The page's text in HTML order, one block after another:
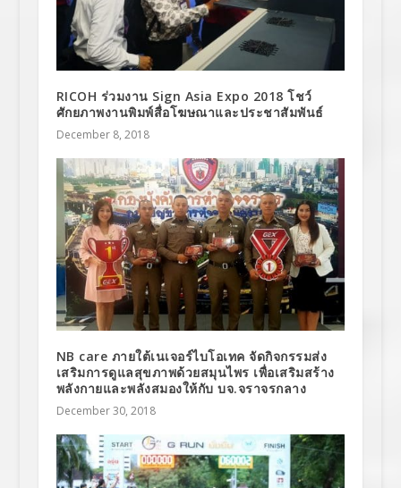
RICOH ร่วมงาน Sign Asia Expo 2018 โชว์
ศักยภาพงานพิมพ์สื่อโฆษณาและประชาสัมพันธ์
December 8, 2018
NB care ภายใต้เนเจอร์ไบโอเทค จัดกิจกรรมส่ง
เสริมการดูแลสุขภาพด้วยสมุนไพร เพื่อเสริมสร้าง
พลังกายและพลังสมองให้กับ บจ.จราจรกลาง
December 30, 2018